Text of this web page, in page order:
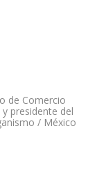
de Comercio
y presidente del
/ México